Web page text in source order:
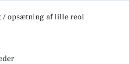
/ opsætning af lille reol